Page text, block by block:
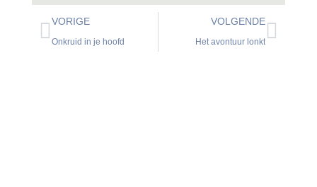
VORIGE
Onkruid in je hoofd
VOLGENDE
Het avontuur lonkt